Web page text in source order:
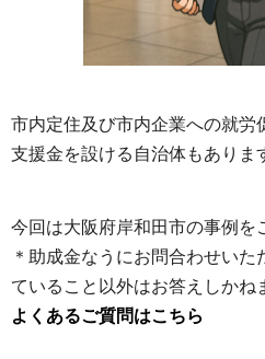
市内定住及び市内企業への就労
支援金を設ける自治体もありま
今回は大阪府岸和田市の事例を
＊助成金なうにお問合わせい
ていること以外はお答えしかね
よくあるご質問はこちら